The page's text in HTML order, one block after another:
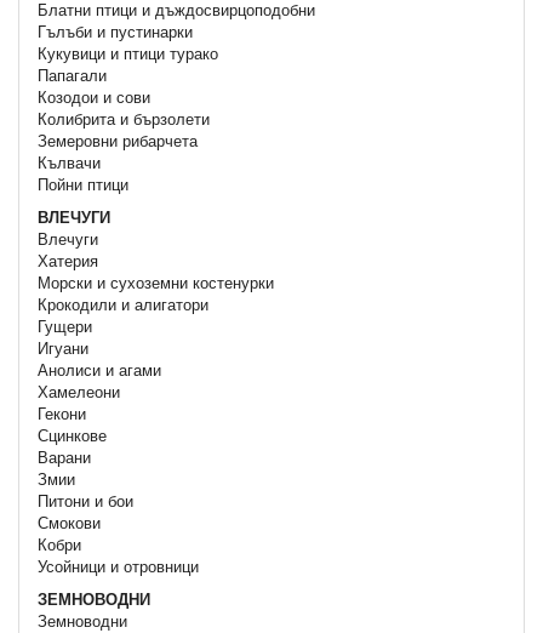
Блатни птици и дъждосвирцоподобни
Гълъби и пустинарки
Кукувици и птици турако
Папагали
Козодои и сови
Колибрита и бързолети
Земеровни рибарчета
Кълвачи
Пойни птици
ВЛЕЧУГИ
Влечуги
Хатерия
Морски и сухоземни костенурки
Крокодили и алигатори
Гущери
Игуани
Анолиси и агами
Хамелеони
Гекони
Сцинкове
Варани
Змии
Питони и бои
Смокови
Кобри
Усойници и отровници
ЗЕМНОВОДНИ
Земноводни